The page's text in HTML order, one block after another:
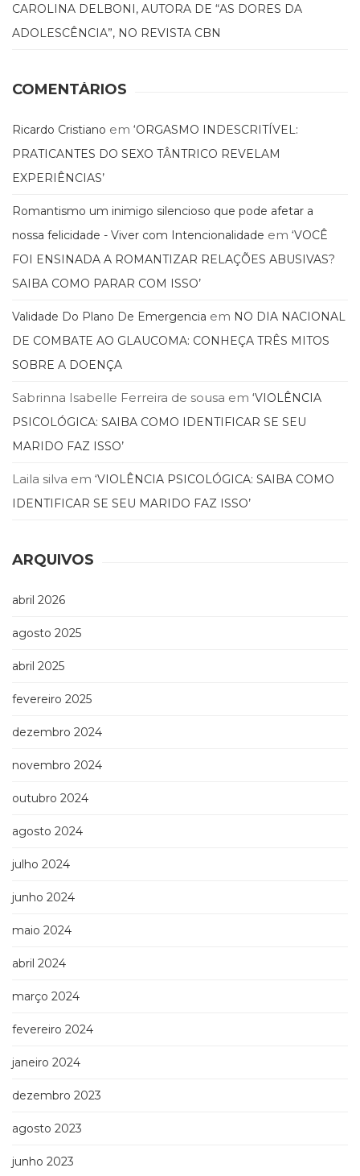
CAROLINA DELBONI, AUTORA DE “AS DORES DA
ADOLESCÊNCIA”, NO REVISTA CBN
COMENTÁRIOS
Ricardo Cristiano em ‘ORGASMO INDESCRITÍVEL:
PRATICANTES DO SEXO TÂNTRICO REVELAM
EXPERIÊNCIAS’
Romantismo um inimigo silencioso que pode afetar a
nossa felicidade - Viver com Intencionalidade em ‘VOCÊ
FOI ENSINADA A ROMANTIZAR RELAÇÕES ABUSIVAS?
SAIBA COMO PARAR COM ISSO’
Validade Do Plano De Emergencia em NO DIA NACIONAL
DE COMBATE AO GLAUCOMA: CONHEÇA TRÊS MITOS
SOBRE A DOENÇA
Sabrinna Isabelle Ferreira de sousa em ‘VIOLÊNCIA
PSICOLÓGICA: SAIBA COMO IDENTIFICAR SE SEU
MARIDO FAZ ISSO’
Laila silva em ‘VIOLÊNCIA PSICOLÓGICA: SAIBA COMO
IDENTIFICAR SE SEU MARIDO FAZ ISSO’
ARQUIVOS
abril 2026
agosto 2025
abril 2025
fevereiro 2025
dezembro 2024
novembro 2024
outubro 2024
agosto 2024
julho 2024
junho 2024
maio 2024
abril 2024
março 2024
fevereiro 2024
janeiro 2024
dezembro 2023
agosto 2023
junho 2023